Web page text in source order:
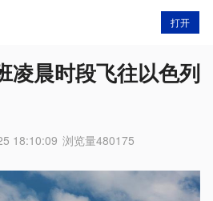
打开
凌晨时段飞往以色列
18:10:09 浏览量480175